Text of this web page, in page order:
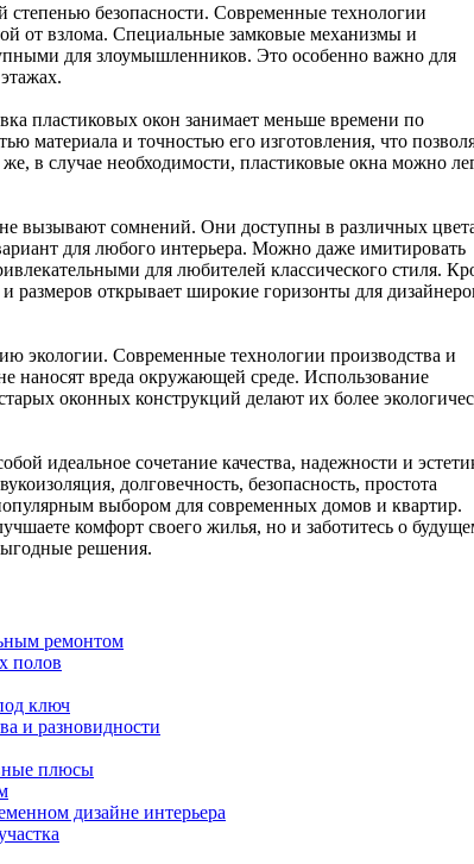
безопасности. Современные технологии
от взлома. Специальные замковые механизмы и
для злоумышленников. Это особенно важно для
пластиковых окон занимает меньше времени по
материала и точностью его изготовления, что
в случае необходимости, пластиковые окна можно
не вызывают сомнений. Они доступны в различных
для любого интерьера. Можно даже имитировать
для любителей классического стиля.
размеров открывает широкие горизонты для
экологии. Современные технологии производства и
наносят вреда окружающей среде. Использование
оконных конструкций делают их более
идеальное сочетание качества, надежности и
долговечность, безопасность, простота
выбором для современных домов и квартир.
комфорт своего жилья, но и заботитесь о
решения.
ремонтом
полов
ключ
и разновидности
плюсы
дизайне интерьера